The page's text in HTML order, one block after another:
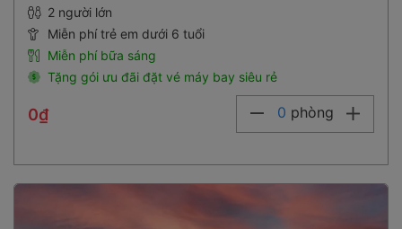
2 người lớn
Miễn phí trẻ em dưới 6 tuổi
Miễn phí bữa sáng
Tặng gói ưu đãi đặt vé máy bay siêu rẻ
0₫ 0 phòng